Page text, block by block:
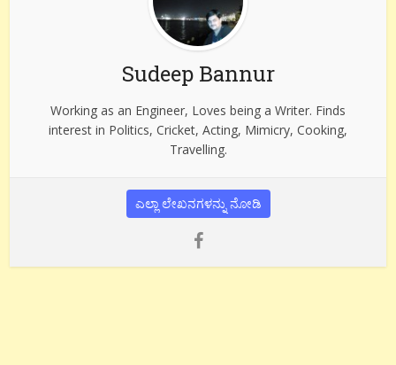
Sudeep Bannur
Working as an Engineer, Loves being a Writer. Finds
interest in Politics, Cricket, Acting, Mimicry, Cooking,
Travelling.
ಎಲ್ಲಾ ಲೇಖನಗಳನ್ನು ನೋಡಿ